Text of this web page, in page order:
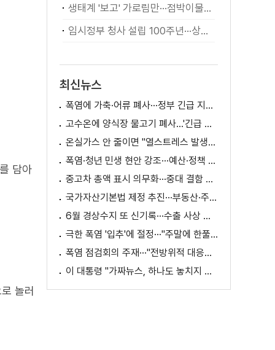
담아
놀러
생태계 '보고' 가로림만···점박이물범 가족 나들이
임시정부 청사 설립 100주년···상하이서 만난 K-컬처! [세계 속 한국]
최신뉴스
폭염에 가축·어류 폐사···정부 긴급 지원책 마련
고수온에 양식장 물고기 폐사...'긴급 방류' 지원
온실가스 안 줄이면 "열스트레스 발생일 29배 증가"
폭염·청년 민생 현안 강조···예산·정책 방향 제시
중고차 총액 표시 의무화···중대 결함 시 '계약 해제'
국가자산기본법 제정 추진···부동산·주식 등 통합 관리
6월 경상수지 또 신기록···수출 사상 첫 1천억 달러
극한 폭염 '입추'에 절정···"주말에 한풀 꺾인다"
폭염 점검회의 주재···"전방위적 대응체계 가동"
이 대통령 "가짜뉴스, 하나도 놓치지 말고 바로잡아야"